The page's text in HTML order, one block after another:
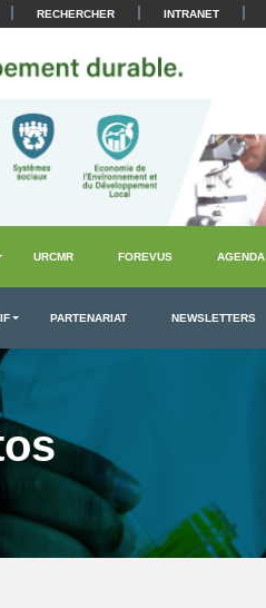
| RECHERCHER | INTRANET |
URCMR FOREVUS AGENDA
PARTENARIAT NEWSLETTERS